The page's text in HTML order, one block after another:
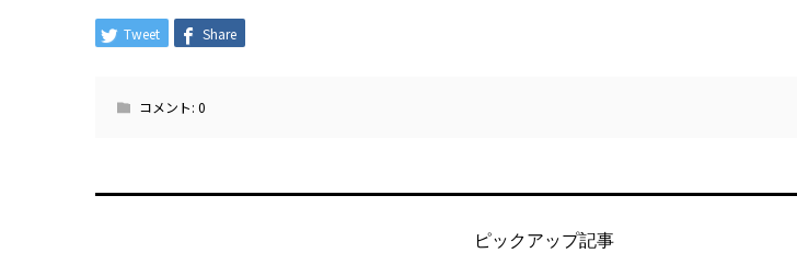
Tweet Share
コメント: 0
ピックアップ記事